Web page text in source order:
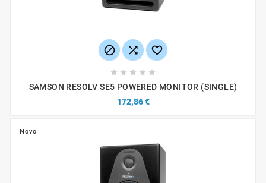
  
    
SAMSON RESOLV SE5 POWERED MONITOR (SINGLE)
172,86 €
Novo